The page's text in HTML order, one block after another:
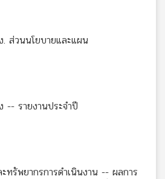
ส่วนนโยบายและแผน
-- รายงานประจำปี
รัพยากรการดำเนินงาน -- ผลการ